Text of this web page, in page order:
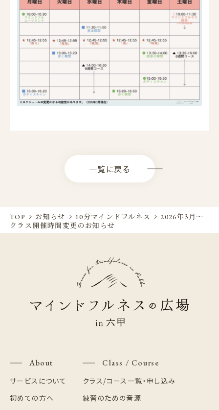
一覧に戻る
TOP お知らせ 10分マインドフルネス
2026年3月～
クラス開催時間変更のお知らせ
About
サービスについて
初めての方へ
Class / Course
クラス/コース一覧・申し込み
練習のための音源